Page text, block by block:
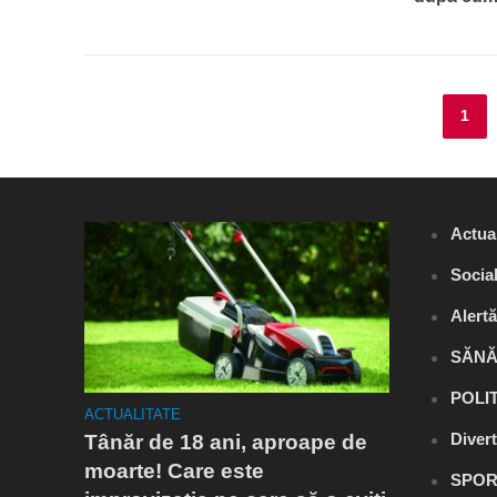
1
ACTUALITATE
Tânăr de 18 ani, aproape de
moarte! Care este
Social